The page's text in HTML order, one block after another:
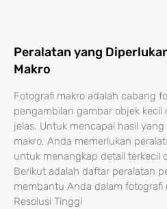
Peralatan yang
Makro
Fotografi makro adalah cabang
pengambilan gambar objek
jelas. Untuk mencapai hasil
makro, Anda memerlukan
untuk menangkap detail terkecil
Berikut adalah daftar peralatan
membantu Anda dalam fotografi
Resolusi Tinggi